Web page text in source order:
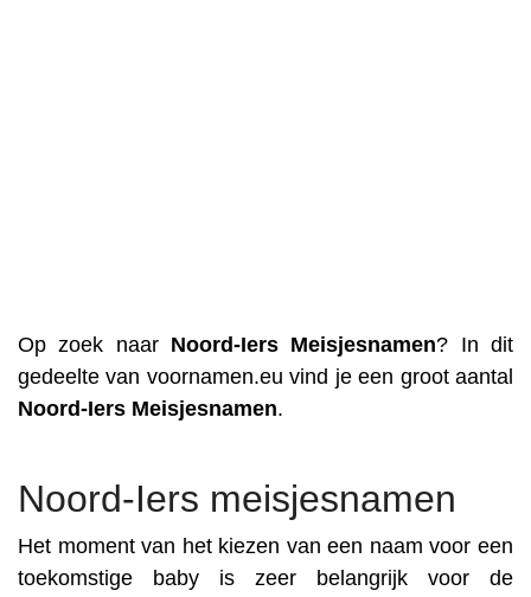
Op zoek naar Noord-Iers Meisjesnamen? In dit
gedeelte van voornamen.eu vind je een groot aantal
Noord-Iers Meisjesnamen.
Noord-Iers meisjesnamen
Het moment van het kiezen van een naam voor een
toekomstige baby is zeer belangrijk voor de